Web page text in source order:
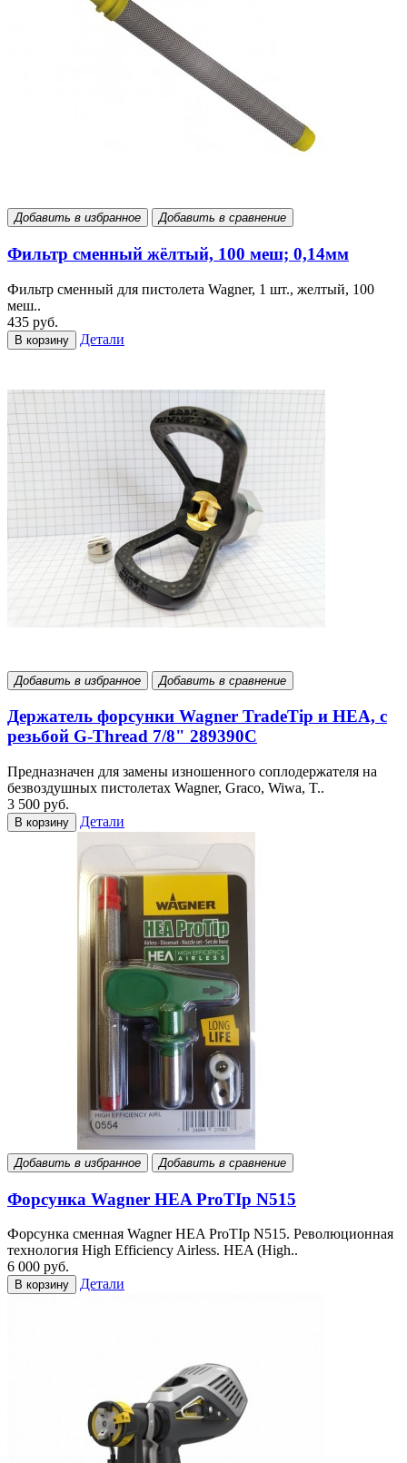
Добавить в избранное Добавить в сравнение
Фильтр сменный жёлтый, 100 меш; 0,14мм
Фильтр сменный для пистолета Wagner, 1 шт., желтый, 100
меш..
435 руб.
В корзину Детали
Добавить в избранное Добавить в сравнение
Держатель форсунки Wagner TradeTip и HEA, с
резьбой G-Thread 7/8" 289390С
Предназначен для замены изношенного соплодержателя на
безвоздушных пистолетах Wagner, Graco, Wiwa, T..
3 500 руб.
В корзину Детали
Добавить в избранное Добавить в сравнение
Форсунка Wagner HEA ProTIp N515
Форсунка сменная Wagner HEA ProTIp N515. Революционная
технология High Efficiency Airless. HEA (High..
6 000 руб.
В корзину Детали